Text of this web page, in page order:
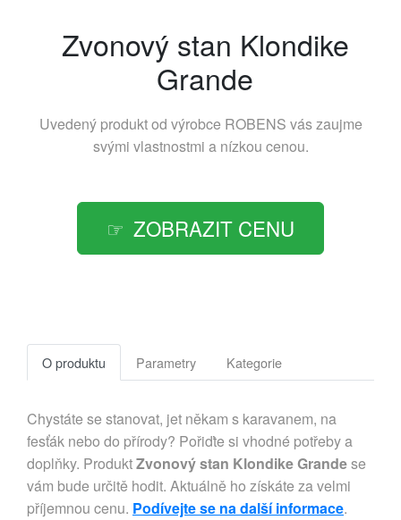
Zvonový stan Klondike
Grande
Uvedený produkt od výrobce ROBENS vás zaujme
svými vlastnostmi a nízkou cenou.
ZOBRAZIT CENU
O produktu Parametry Kategorie
Chystáte se stanovat, jet někam s karavanem, na
fesťák nebo do přírody? Pořiďte si vhodné potřeby a
doplňky. ProduktZvonový stan Klondike Grandese
vám bude určitě hodit. Aktuálně ho získáte za velmi
příjemnou cenu. Podívejte se na další informace.